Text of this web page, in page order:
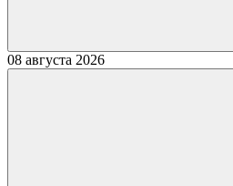
08 августа 2026